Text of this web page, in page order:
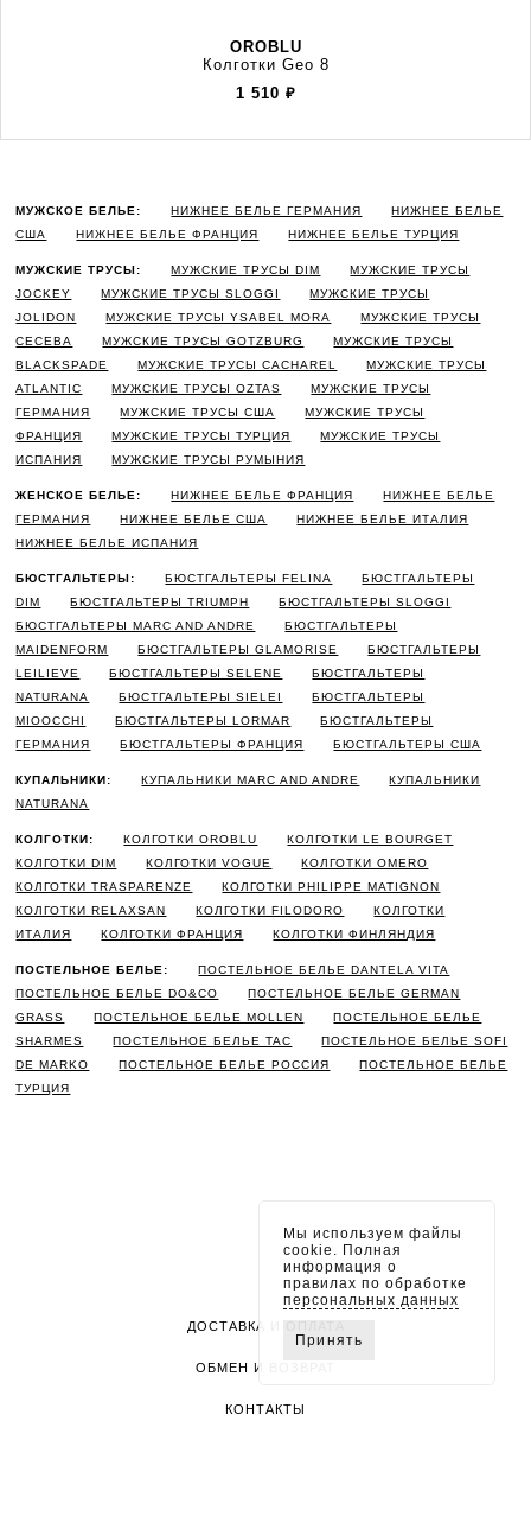
OROBLU
Колготки Geo 8
1 510 ₽
МУЖСКОЕ БЕЛЬЕ: НИЖНЕЕ БЕЛЬЕ ГЕРМАНИЯ
НИЖНЕЕ БЕЛЬЕ
США
НИЖНЕЕ БЕЛЬЕ ФРАНЦИЯ НИЖНЕЕ БЕЛЬЕ ТУРЦИЯ
МУЖСКИЕ ТРУСЫ: МУЖСКИЕ ТРУСЫ DIM
МУЖСКИЕ ТРУСЫ
JOCKEY
МУЖСКИЕ ТРУСЫ SLOGGI
МУЖСКИЕ ТРУСЫ
JOLIDON
МУЖСКИЕ ТРУСЫ YSABEL MORA
МУЖСКИЕ ТРУСЫ
CECEBA
МУЖСКИЕ ТРУСЫ GOTZBURG
МУЖСКИЕ ТРУСЫ
BLACKSPADE
МУЖСКИЕ ТРУСЫ CACHAREL
МУЖСКИЕ ТРУСЫ
ATLANTIC
МУЖСКИЕ ТРУСЫ OZTAS
МУЖСКИЕ ТРУСЫ
ГЕРМАНИЯ
МУЖСКИЕ ТРУСЫ США
МУЖСКИЕ ТРУСЫ
ФРАНЦИЯ
МУЖСКИЕ ТРУСЫ ТУРЦИЯ
МУЖСКИЕ ТРУСЫ
ИСПАНИЯ
МУЖСКИЕ ТРУСЫ РУМЫНИЯ
ЖЕНСКОЕ БЕЛЬЕ: НИЖНЕЕ БЕЛЬЕ ФРАНЦИЯ
НИЖНЕЕ БЕЛЬЕ
ГЕРМАНИЯ
НИЖНЕЕ БЕЛЬЕ США
НИЖНЕЕ БЕЛЬЕ ИТАЛИЯ
НИЖНЕЕ БЕЛЬЕ ИСПАНИЯ
БЮСТГАЛЬТЕРЫ: БЮСТГАЛЬТЕРЫ FELINA
БЮСТГАЛЬТЕРЫ
DIM
БЮСТГАЛЬТЕРЫ TRIUMPH
БЮСТГАЛЬТЕРЫ SLOGGI
БЮСТГАЛЬТЕРЫ MARC AND ANDRE
БЮСТГАЛЬТЕРЫ
MAIDENFORM
БЮСТГАЛЬТЕРЫ GLAMORISE
БЮСТГАЛЬТЕРЫ
LEILIEVE
БЮСТГАЛЬТЕРЫ SELENE
БЮСТГАЛЬТЕРЫ
NATURANA
БЮСТГАЛЬТЕРЫ SIELEI
БЮСТГАЛЬТЕРЫ
MIOOCCHI
БЮСТГАЛЬТЕРЫ LORMAR
БЮСТГАЛЬТЕРЫ
ГЕРМАНИЯ
БЮСТГАЛЬТЕРЫ ФРАНЦИЯ БЮСТГАЛЬТЕРЫ США
КУПАЛЬНИКИ: КУПАЛЬНИКИ MARC AND ANDRE
КУПАЛЬНИКИ
NATURANA
КОЛГОТКИ: КОЛГОТКИ OROBLU
КОЛГОТКИ LE BOURGET
КОЛГОТКИ DIM
КОЛГОТКИ VOGUE
КОЛГОТКИ OMERO
КОЛГОТКИ TRASPARENZE
КОЛГОТКИ PHILIPPE MATIGNON
КОЛГОТКИ RELAXSAN
КОЛГОТКИ FILODORO
КОЛГОТКИ
ИТАЛИЯ
КОЛГОТКИ ФРАНЦИЯ КОЛГОТКИ ФИНЛЯНДИЯ
ПОСТЕЛЬНОЕ БЕЛЬЕ:
ПОСТЕЛЬНОЕ БЕЛЬЕ DANTELA VITA
ПОСТЕЛЬНОЕ БЕЛЬЕ DO&CO
ПОСТЕЛЬНОЕ БЕЛЬЕ GERMAN
GRASS
ПОСТЕЛЬНОЕ БЕЛЬЕ MOLLEN
ПОСТЕЛЬНОЕ БЕЛЬЕ
SHARMES
ПОСТЕЛЬНОЕ БЕЛЬЕ TAC
ПОСТЕЛЬНОЕ БЕЛЬЕ SOFI
DE MARKO
ПОСТЕЛЬНОЕ БЕЛЬЕ РОССИЯ
ПОСТЕЛЬНОЕ БЕЛЬЕ
ТУРЦИЯ
ДОСТАВКА И ОПЛАТА
ОБМЕН И ВОЗВРАТ
КОНТАКТЫ
Мы используем файлы
cookie. Полная
информация о
правилах по обработке
персональных данных
Принять